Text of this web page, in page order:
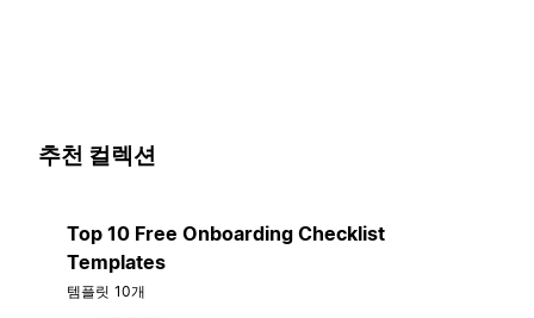
추천 컬렉션
Top 10 Free Onboarding Checklist
Templates
템플릿 10개